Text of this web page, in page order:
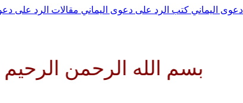
دعوى اليماني كتب الرد على دعوى اليماني مقالات الرد على
الرحمن الرحيم اللهم